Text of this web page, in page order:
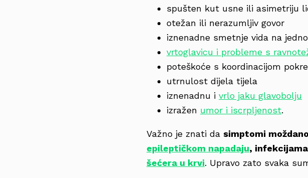
spušten kut usne ili asimetriju
otežan ili nerazumljiv govor
iznenadne smetnje vida na
vrtoglavicu i probleme s
poteškoće s koordinacijom
utrnulost dijela tijela
iznenadnu i vrlo jaku glavobolju
izražen umor i iscrpljenost.
Važno je znati da simptomi
epileptičkom napadaju,
šećera u krvi. Upravo zato svaka